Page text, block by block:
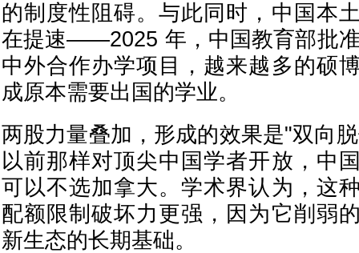
的制度性阻碍。与此同时，中国本
在提速——2025 年，中国教育部批
中外合作办学项目，越来越多的硕
成原本需要出国的学业。
两股力量叠加，形成的效果是"双向
以前那样对顶尖中国学者开放，中
可以不选加拿大。学术界认为，这
配额限制破坏力更强，因为它削弱
新生态的长期基础。